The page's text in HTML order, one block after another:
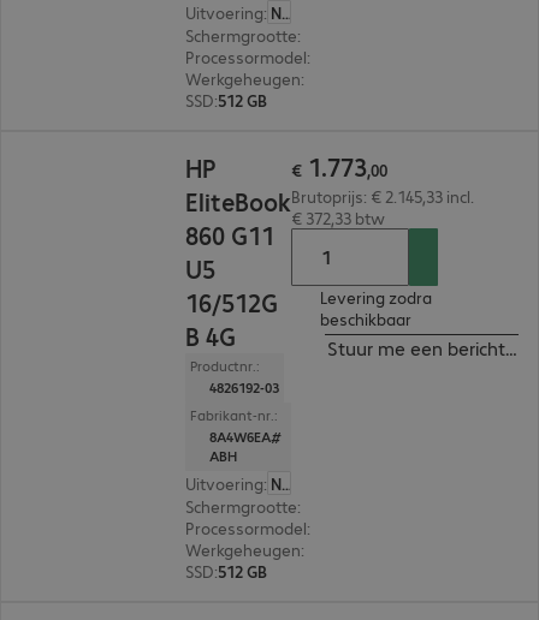
Uitvoering:
Nederland
Schermgrootte:
Processormodel:
Werkgeheugen:
SSD:512 GB
HP
EliteBook
860 G11
U5
16/512G
B 4G
Productnr.:
4826192-03
Fabrikant-nr.:
8A4W6EA#
ABH
Uitvoering:
Nederland
Schermgrootte:
Processormodel:
Werkgeheugen:
SSD:512 GB
€ 1.773,00
Brutoprijs: € 2.145,33 incl.
€ 372,33 btw
Levering zodra
beschikbaar
Stuur me een bericht